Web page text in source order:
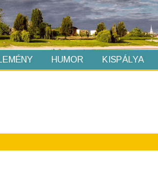
HUMOR KISPÁLYA